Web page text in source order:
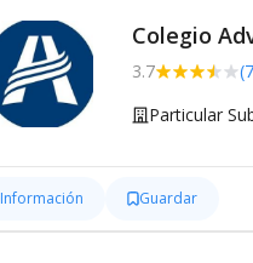
Colegio
3.7
Particular
Información Guardar